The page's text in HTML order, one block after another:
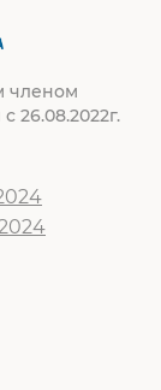
членом
26.08.2022г.